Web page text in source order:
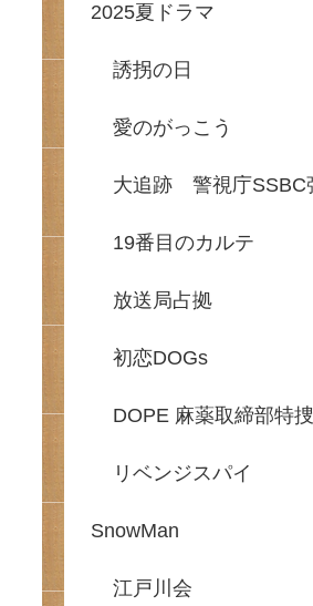
2025夏ドラマ
誘拐の日
愛のがっこう
大追跡 警視庁SSBC
19番目のカルテ
放送局占拠
初恋DOGs
DOPE 麻薬取締部特
リベンジスパイ
SnowMan
江戸川会